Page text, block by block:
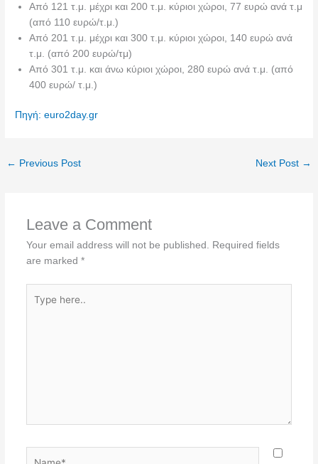
Από 121 τ.μ. μέχρι και 200 τ.μ. κύριοι χώροι, 77 ευρώ ανά τ.μ
(από 110 ευρώ/τ.μ.)
Από 201 τ.μ. μέχρι και 300 τ.μ. κύριοι χώροι, 140 ευρώ ανά
τ.μ. (από 200 ευρώ/τμ)
Από 301 τ.μ. και άνω κύριοι χώροι, 280 ευρώ ανά τ.μ. (από
400 ευρώ/ τ.μ.)
Πηγή: euro2day.gr
← Previous Post Next Post →
Leave a Comment
Your email address will not be published. Required fields
are marked *
here..